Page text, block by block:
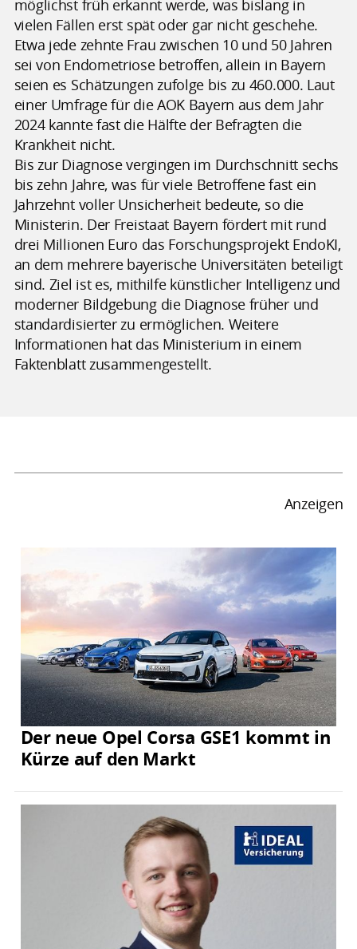
möglichst früh erkannt werde, was bislang in
vielen Fällen erst spät oder gar nicht geschehe.
Etwa jede zehnte Frau zwischen 10 und 50 Jahren
sei von Endometriose betroffen, allein in Bayern
seien es Schätzungen zufolge bis zu 460.000. Laut
einer Umfrage für die AOK Bayern aus dem Jahr
2024 kannte fast die Hälfte der Befragten die
Krankheit nicht.
Bis zur Diagnose vergingen im Durchschnitt sechs
bis zehn Jahre, was für viele Betroffene fast ein
Jahrzehnt voller Unsicherheit bedeute, so die
Ministerin. Der Freistaat Bayern fördert mit rund
drei Millionen Euro das Forschungsprojekt EndoKI,
an dem mehrere bayerische Universitäten beteiligt
sind. Ziel ist es, mithilfe künstlicher Intelligenz und
moderner Bildgebung die Diagnose früher und
standardisierter zu ermöglichen. Weitere
Informationen hat das Ministerium in einem
Faktenblatt zusammengestellt.
Anzeigen
Der neue Opel Corsa GSE1 kommt in
Kürze auf den Markt